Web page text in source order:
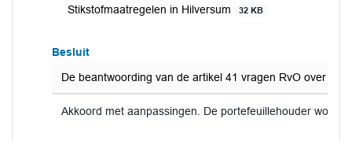
Stikstofmaatregelen in Hilversum
32 KB
Besluit
De beantwoording van de artikel 41 vragen RvO over
Akkoord met aanpassingen. De portefeuillehouder wordt